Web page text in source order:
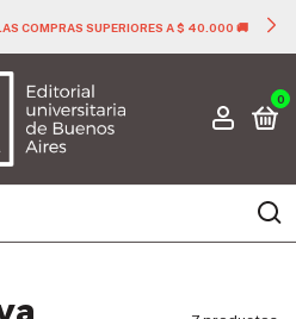
COMPRAS SUPERIORES A $ 40.000 🚚
0